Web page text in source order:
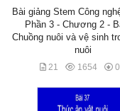
Bài giảng Stem Công
Phần 3 - Chương 2 -
Chuồng nuôi và vệ sinh
nuôi
21 1654 0